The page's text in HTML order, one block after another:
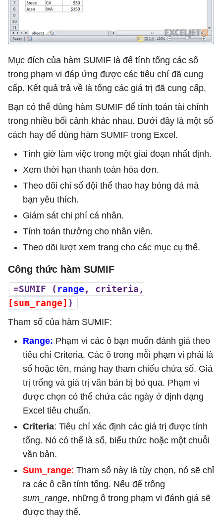
Mục đích của hàm SUMIF là để tính tổng các số
trong phạm vi đáp ứng được các tiêu chí đã cung
cấp. Kết quả trả về là tổng các giá trị đã cung cấp.
Bạn có thể dùng hàm SUMIF để tính toán tài chính
trong nhiều bối cảnh khác nhau. Dưới đây là một số
cách hay để dùng hàm SUMIF trong Excel.
Tính giờ làm việc trong một giai đoạn nhất định.
Xem thời hạn thanh toán hóa đơn.
Theo dõi chỉ số đội thể thao hay bóng đá mà
bạn yêu thích.
Giám sát chi phí cá nhân.
Tính toán thưởng cho nhân viên.
Theo dõi lượt xem trang cho các mục cụ thể.
Công thức hàm SUMIF
=SUMIF ( range, criteria,
[sum_range] )
Tham số của hàm SUMIF:
Range: Phạm vi các ô bạn muốn đánh giá theo
tiêu chí Criteria. Các ô trong mỗi phạm vi phải là
số hoặc tên, mảng hay tham chiếu chứa số. Giá
trị trống và giá trị văn bản bị bỏ qua. Phạm vi
được chọn có thể chứa các ngày ở định dạng
Excel tiêu chuẩn.
Criteria: Tiêu chí xác định các giá trị được tính
tổng. Nó có thể là số, biểu thức hoặc một chuỗi
văn bản.
Sum_range: Tham số này là tùy chọn, nó sẽ chỉ
ra các ô cần tính tổng. Nếu để trống
sum_range, những ô trong phạm vi đánh giá sẽ
được thay thế.